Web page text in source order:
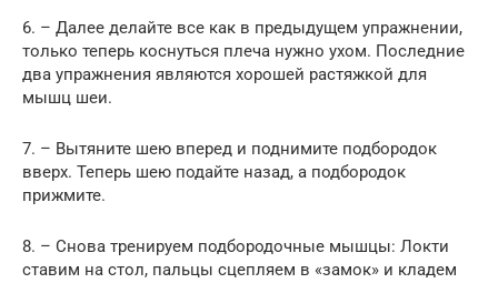
6. – Далее делайте все как в предыдущем упражнении,
только теперь коснуться плеча нужно ухом. Последние
два упражнения являются хорошей растяжкой для
мышц шеи.
7. – Вытяните шею вперед и поднимите подбородок
вверх. Теперь шею подайте назад, а подбородок
прижмите.
8. – Снова тренируем подбородочные мышцы: Локти
ставим на стол, пальцы сцепляем в «замок» и кладем